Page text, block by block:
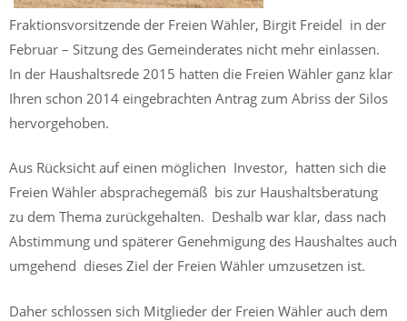
Fraktionsvorsitzende der Freien Wähler, Birgit Freidel in der
Februar – Sitzung des Gemeinderates nicht mehr einlassen.
In der Haushaltsrede 2015 hatten die Freien Wähler ganz klar
Ihren schon 2014 eingebrachten Antrag zum Abriss der Silos
hervorgehoben.
Aus Rücksicht auf einen möglichen Investor, hatten sich die
Freien Wähler absprachegemäß bis zur Haushaltsberatung
zu dem Thema zurückgehalten. Deshalb war klar, dass nach
Abstimmung und späterer Genehmigung des Haushaltes auch
umgehend dieses Ziel der Freien Wähler umzusetzen ist.
Daher schlossen sich Mitglieder der Freien Wähler auch dem